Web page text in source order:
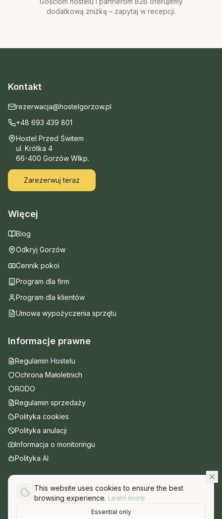
This website uses cookies to ensure the best
browsing experience. Learn more
Essential only
wsiadanie i zsiadanie, zapewniając
komfortowe dopasowanie.
dodatkową zniżkę – zapytaj w recepcji.
Kontakt
rezerwacja@hostelgorzow.pl
+48 693 439 801
Hostel Przed Świtem
ul. Krótka 4
66-400 Gorzów Wlkp.
Zarezerwuj teraz
Więcej
Blog
Odkryj Gorzów
Cennik pokoi
Program dla firm
Program dla klientów
Umowa wypożyczenia sprzętu
Informacje prawne
Regulamin Hostelu
Ochrona Małoletnich
RODO
Regulamin sprzedaży
Polityka cookies
Polityka anulacji
Informacja o monitoringu
Polityka AI
© 2025 Hostel Przed Świtem. Wszelkie prawa zastrzeżone.